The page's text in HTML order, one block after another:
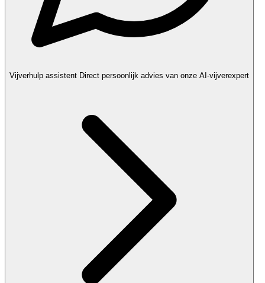
Vijverhulp assistent Direct persoonlijk advies van onze AI-vijverexpert